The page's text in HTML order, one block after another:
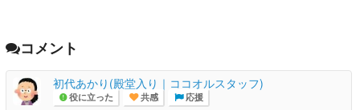
コメント
初代あかり(殿堂入り｜ココオルスタッフ)
役に立った 共感 応援